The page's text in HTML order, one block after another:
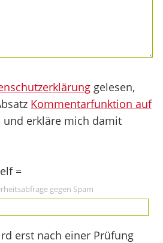
gelesen,
Kommentarfunktion auf
und erkläre mich damit
=
gegen Spam
erst nach einer Prüfung